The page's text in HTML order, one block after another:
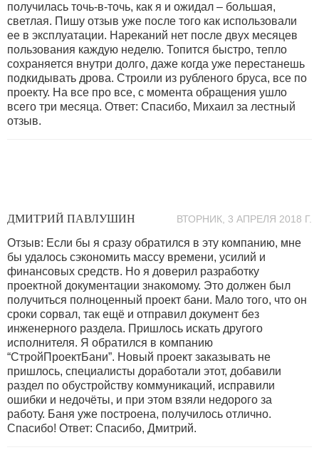
получилась точь-в-точь, как я и ожидал – большая,
светлая. Пишу отзыв уже после того как использовали
ее в эксплуатации. Нареканий нет после двух месяцев
пользования каждую неделю. Топится быстро, тепло
сохраняется внутри долго, даже когда уже перестанешь
подкидывать дрова. Строили из рубленого бруса, все по
проекту. На все про все, с момента обращения ушло
всего три месяца. Ответ: Спасибо, Михаил за лестный
отзыв.
ДМИТРИЙ ПАВЛУШИН ВТОРНИК, 3 АПРЕЛЯ 2018 Г.
Отзыв: Если бы я сразу обратился в эту компанию, мне
бы удалось сэкономить массу времени, усилий и
финансовых средств. Но я доверил разработку
проектной документации знакомому. Это должен был
получиться полноценный проект бани. Мало того, что он
сроки сорвал, так ещё и отправил документ без
инженерного раздела. Пришлось искать другого
исполнителя. Я обратился в компанию
“СтройПроектБани”. Новый проект заказывать не
пришлось, специалисты доработали этот, добавили
раздел по обустройству коммуникаций, исправили
ошибки и недочёты, и при этом взяли недорого за
работу. Баня уже построена, получилось отлично.
Спасибо! Ответ: Спасибо, Дмитрий.